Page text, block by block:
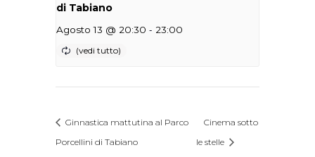
di Tabiano
Agosto 13 @ 20:30 - 23:00
Ginnastica mattutina al Parco
Porcellini di Tabiano
Cinema sotto
le stelle